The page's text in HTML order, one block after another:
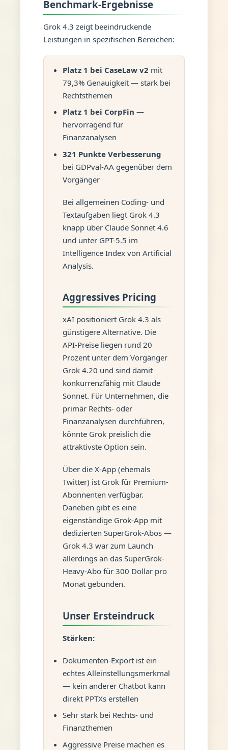
Benchmark-Ergebnisse
Grok 4.3 zeigt beeindruckende
Leistungen in spezifischen Bereichen:
Platz 1 bei CaseLaw v2 mit
79,3% Genauigkeit — stark bei
Rechtsthemen
Platz 1 bei CorpFin —
hervorragend für
Finanzanalysen
321 Punkte Verbesserung
bei GDPval-AA gegenüber dem
Vorgänger
Bei allgemeinen Coding- und
Textaufgaben liegt Grok 4.3
knapp über Claude Sonnet 4.6
und unter GPT-5.5 im
Intelligence Index von Artificial
Analysis.
Aggressives Pricing
xAI positioniert Grok 4.3 als
günstigere Alternative. Die
API-Preise liegen rund 20
Prozent unter dem Vorgänger
Grok 4.20 und sind damit
konkurrenzfähig mit Claude
Sonnet. Für Unternehmen, die
primär Rechts- oder
Finanzanalysen durchführen,
könnte Grok preislich die
attraktivste Option sein.
Über die X-App (ehemals
Twitter) ist Grok für Premium-
Abonnenten verfügbar.
Daneben gibt es eine
eigenständige Grok-App mit
dedizierten SuperGrok-Abos —
Grok 4.3 war zum Launch
allerdings an das SuperGrok-
Heavy-Abo für 300 Dollar pro
Monat gebunden.
Unser Ersteindruck
Stärken:
Dokumenten-Export ist ein
echtes Alleinstellungsmerkmal
— kein anderer Chatbot kann
direkt PPTXs erstellen
Sehr stark bei Rechts- und
Finanzthemen
Aggressive Preise machen es